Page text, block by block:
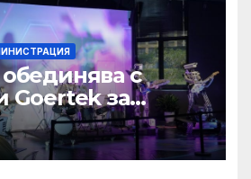
с
Goertek за
на ново AI
· Technode